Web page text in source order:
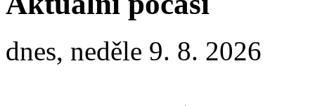
dnes, neděle 9. 8. 2026